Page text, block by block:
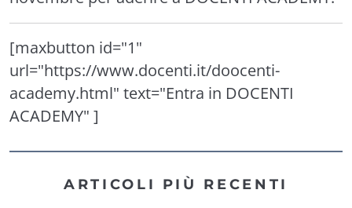
[maxbutton id="1"
url="https://www.docenti.it/doocenti-
academy.html" text="Entra in DOCENTI
ACADEMY" ]
ARTICOLI PIÙ RECENTI